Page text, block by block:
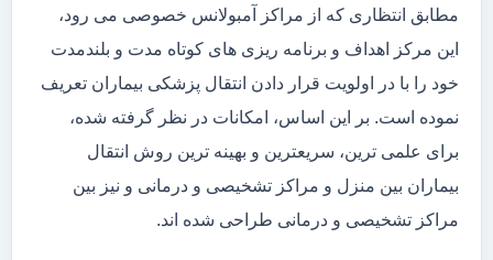
مطابق انتظاری که از مراکز آمبولانس خصوصی می رود،
این مرکز اهداف و برنامه ریزی های کوتاه مدت و بلندمدت
خود را با در اولویت قرار دادن انتقال پزشکی بیماران تعریف
نموده است. بر این اساس، امکانات در نظر گرفته شده،
برای علمی ترین، سریعترین و بهینه ترین روش انتقال
بیماران بین منزل و مراکز تشخیصی و درمانی و نیز بین
مراکز تشخیصی و درمانی طراحی شده اند.